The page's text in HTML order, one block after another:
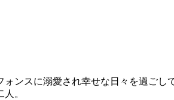
ンスに溺愛され幸せな日々を過ごし
。